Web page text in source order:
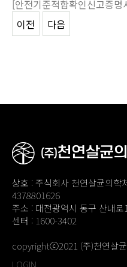
[안전기준적합확인신고증
이전
다음
상호 : 주식회사 천연살균의학
4378801626
주소 : 대전광역시 동구 산내
센터 : 1600-3402
copyrightⓒ2021 (주)천연살
LOGIN